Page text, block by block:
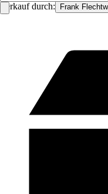
Verkauf durch: Frank